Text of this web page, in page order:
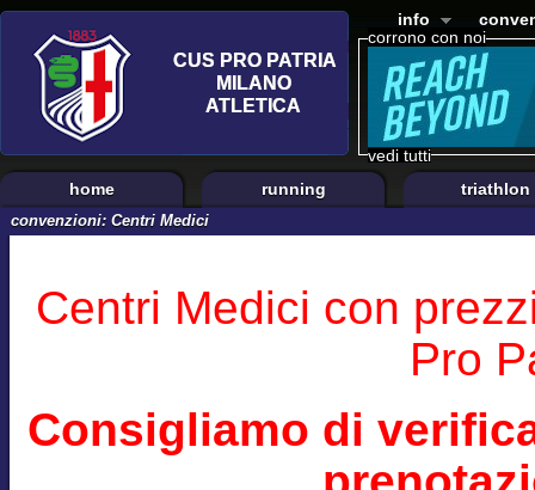
corrono con noi
vedi tutti
info
home running triathlon
convenzioni: Centri Medici
Centri Medici con
Pro
Consigliamo di